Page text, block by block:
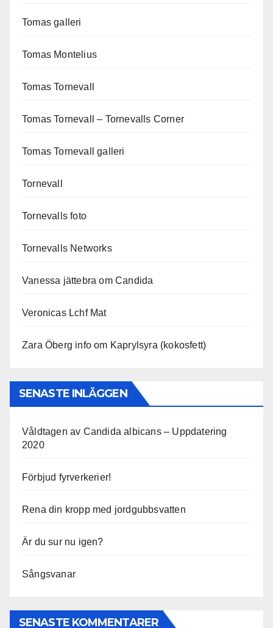
Tomas galleri
Tomas Montelius
Tomas Tornevall
Tomas Tornevall – Tornevalls Corner
Tomas Tornevall galleri
Tornevall
Tornevalls foto
Tornevalls Networks
Vanessa jättebra om Candida
Veronicas Lchf Mat
Zara Öberg info om Kaprylsyra (kokosfett)
SENASTE INLÄGGEN
Våldtagen av Candida albicans – Uppdatering
2020
Förbjud fyrverkerier!
Rena din kropp med jordgubbsvatten
Är du sur nu igen?
Sångsvanar
SENASTE KOMMENTARER